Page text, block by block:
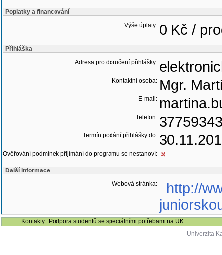
Poplatky a financování
Výše úplaty: 0 Kč /
Přihláška
Adresa pro doručení přihlášky:
Kontaktní osoba: Mgr.
E-mail:
Telefon:
Termín podání přihlášky do:
Ověřování podmínek přijímání do programu se nestanoví:
Další informace
Webová stránka:
http://
Kontakty
Podpora studentů se speciálními potřebami na UK
Univerzita